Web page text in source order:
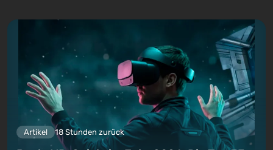
Artikel 18 Stunden zurück